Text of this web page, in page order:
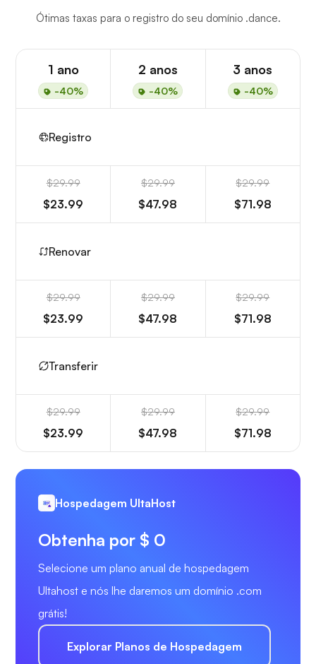
Ótimas taxas para o registro do seu domínio .dance.
1 ano
-40%
2 anos
-40%
3 anos
-40%
Registro
$29.99
$23.99
$29.99
$47.98
$29.99
$71.98
Renovar
$29.99
$23.99
$29.99
$47.98
$29.99
$71.98
Transferir
$29.99
$23.99
$29.99
$47.98
$29.99
$71.98
Hospedagem UltaHost
Obtenha por $ 0
Selecione um plano anual de hospedagem
Ultahost e nós lhe daremos um domínio .com
grátis!
Explorar Planos de Hospedagem